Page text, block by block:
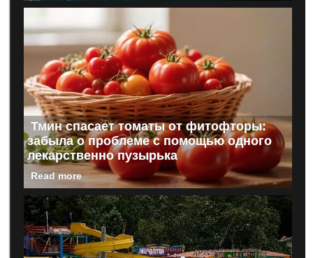
Тмин спасает томаты от фитофторы:
забыла о проблеме с помощью одного
лекарственно пузырька
Read more